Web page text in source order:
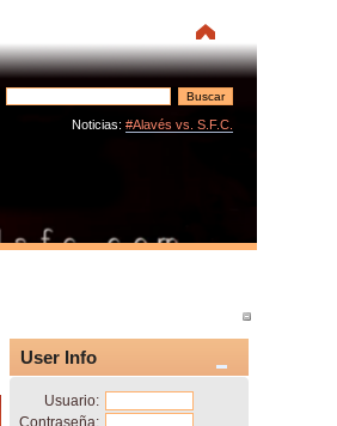
Noticias: #Alavés vs. S.F.C.
User Info
Usuario:
Contraseña: